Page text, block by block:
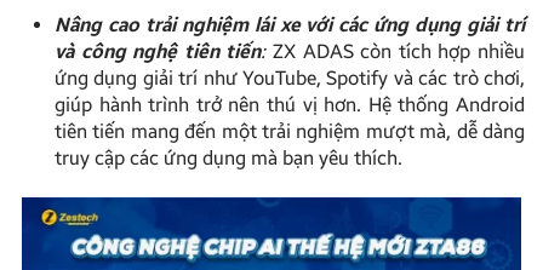
Nâng cao trải nghiệm lái xe với các ứng dụng giải trí
và công nghệ tiên tiến:ZX ADAS còn tích hợp nhiều
ứng dụng giải trí như YouTube, Spotify và các trò chơi,
giúp hành trình trở nên thú vị hơn. Hệ thống Android
tiên tiến mang đến một trải nghiệm mượt mà, dễ dàng
truy cập các ứng dụng mà bạn yêu thích.